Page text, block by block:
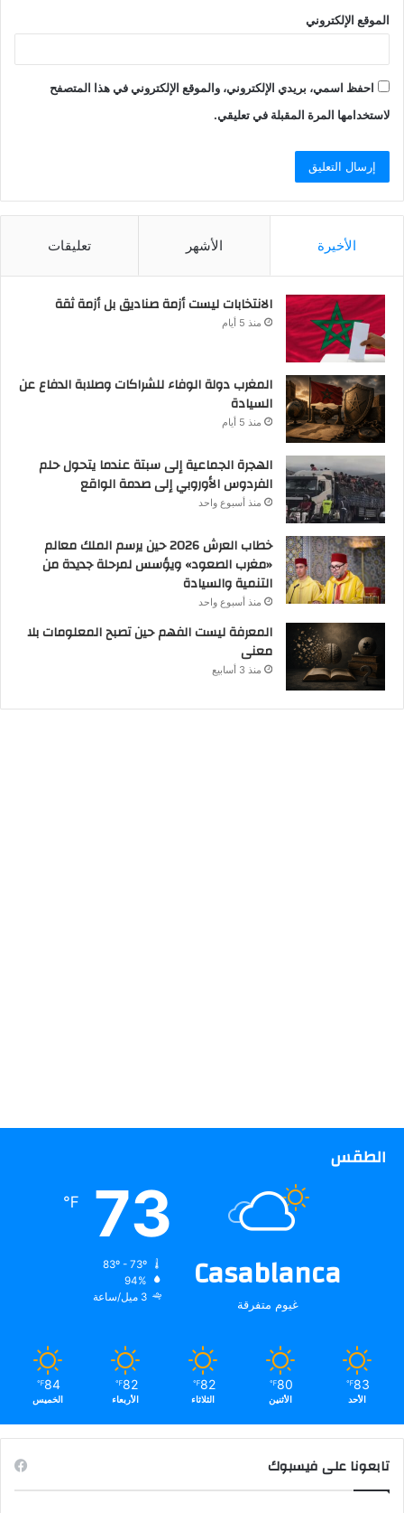
الموقع الإلكتروني
احفظ اسمي، بريدي الإلكتروني، والموقع الإلكتروني في هذا المتصفح
لاستخدامها المرة المقبلة في تعليقي.
الأخيرة الأشهر تعليقات
الانتخابات ليست أزمة صناديق بل أزمة ثقة
منذ 5 أيام
المغرب دولة الوفاء للشراكات وصلابة الدفاع عن
السيادة
منذ 5 أيام
الهجرة الجماعية إلى سبتة عندما يتحول حلم
الفردوس الأوروبي إلى صدمة الواقع
منذ أسبوع واحد
خطاب العرش 2026 حين يرسم الملك معالم
«مغرب الصعود» ويؤسس لمرحلة جديدة من
التنمية والسيادة
منذ أسبوع واحد
المعرفة ليست الفهم حين تصبح المعلومات بلا
معنى
منذ 3 أسابيع
الطقس
Casablanca
غيوم متفرقة
73
℉
94%
3 ميل/ساعة
83
℉
الأحد
80
℉
الأثنين
82
℉
الثلاثاء
82
℉
الأربعاء
84
℉
الخميس
تابعونا على فيسبوك